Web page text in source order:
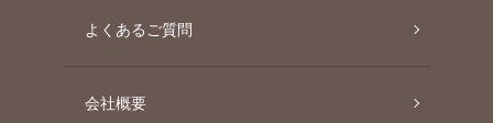
よくあるご質問
会社概要